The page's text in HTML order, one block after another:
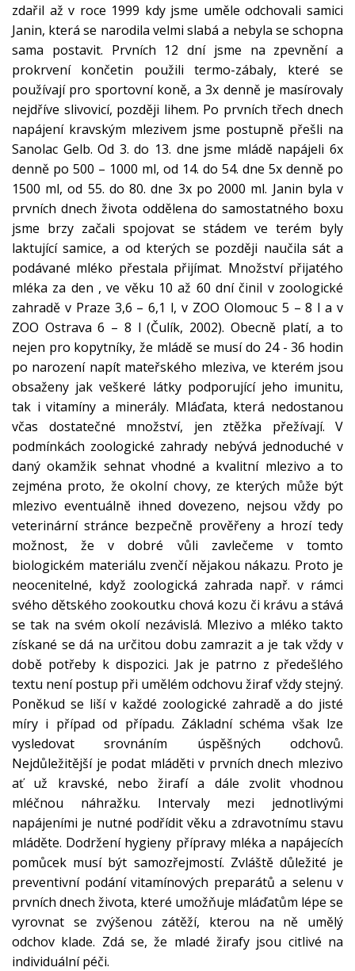
zdařil až v roce 1999 kdy jsme uměle odchovali samici
Janin, která se narodila velmi slabá a nebyla se schopna
sama postavit. Prvních 12 dní jsme na zpevnění a
prokrvení končetin použili termo-zábaly, které se
používají pro sportovní koně, a 3x denně je masírovaly
nejdříve slivovicí, později lihem. Po prvních třech dnech
napájení kravským mlezivem jsme postupně přešli na
Sanolac Gelb. Od 3. do 13. dne jsme mládě napájeli 6x
denně po 500 – 1000 ml, od 14. do 54. dne 5x denně po
1500 ml, od 55. do 80. dne 3x po 2000 ml. Janin byla v
prvních dnech života oddělena do samostatného boxu
jsme brzy začali spojovat se stádem ve terém byly
laktující samice, a od kterých se později naučila sát a
podávané mléko přestala přijímat. Množství přijatého
mléka za den , ve věku 10 až 60 dní činil v zoologické
zahradě v Praze 3,6 – 6,1 l, v ZOO Olomouc 5 – 8 l a v
ZOO Ostrava 6 – 8 l (Čulík, 2002). Obecně platí, a to
nejen pro kopytníky, že mládě se musí do 24 - 36 hodin
po narození napít mateřského mleziva, ve kterém jsou
obsaženy jak veškeré látky podporující jeho imunitu,
tak i vitamíny a minerály. Mláďata, která nedostanou
včas dostatečné množství, jen ztěžka přežívají. V
podmínkách zoologické zahrady nebývá jednoduché v
daný okamžik sehnat vhodné a kvalitní mlezivo a to
zejména proto, že okolní chovy, ze kterých může být
mlezivo eventuálně ihned dovezeno, nejsou vždy po
veterinární stránce bezpečně prověřeny a hrozí tedy
možnost, že v dobré vůli zavlečeme v tomto
biologickém materiálu zvenčí nějakou nákazu. Proto je
neocenitelné, když zoologická zahrada např. v rámci
svého dětského zookoutku chová kozu či krávu a stává
se tak na svém okolí nezávislá. Mlezivo a mléko takto
získané se dá na určitou dobu zamrazit a je tak vždy v
době potřeby k dispozici. Jak je patrno z předešlého
textu není postup při umělém odchovu žiraf vždy stejný.
Poněkud se liší v každé zoologické zahradě a do jisté
míry i případ od případu. Základní schéma však lze
vysledovat srovnáním úspěšných odchovů.
Nejdůležitější je podat mláděti v prvních dnech mlezivo
ať už kravské, nebo žirafí a dále zvolit vhodnou
mléčnou náhražku. Intervaly mezi jednotlivými
napájeními je nutné podřídit věku a zdravotnímu stavu
mláděte. Dodržení hygieny přípravy mléka a napájecích
pomůcek musí být samozřejmostí. Zvláště důležité je
preventivní podání vitamínových preparátů a selenu v
prvních dnech života, které umožňuje mláďatům lépe se
vyrovnat se zvýšenou zátěží, kterou na ně umělý
odchov klade. Zdá se, že mladé žirafy jsou citlivé na
individuální péči.